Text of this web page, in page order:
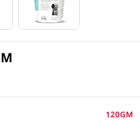
120GM